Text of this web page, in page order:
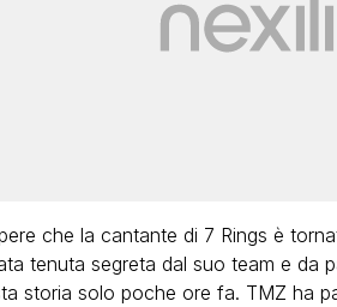
che la cantante di 7 Rings è
tenuta segreta dal suo team e da
storia solo poche ore fa. TMZ ha
compie 15 anni: il video